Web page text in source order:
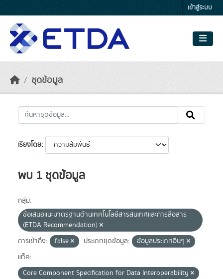
เข้าสู่ระบบ
ชุดข้อมูล
เรียงโดย
พบ 1 ชุดข้อมูล
กลุ่ม:
ข้อเสนอแนะมาตรฐานด้านเทคโนโลยีสารสนเทศและการสื่อสาร
(ETDA Recommendation)
การเข้าถึง:
false ประเภทชุดข้อมูล:
ข้อมูลประเภทอื่นๆ
แท็ค:
Core Component Specification for Data Interoperability